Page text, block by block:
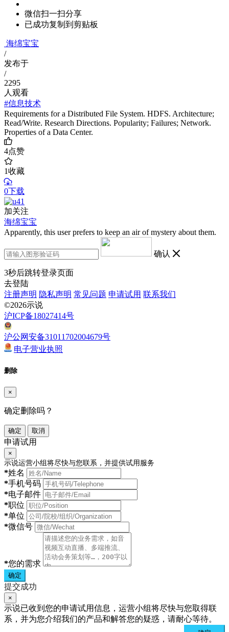
微信扫一扫分享
已成功复制到剪贴板
海绵宝宝
/
发布于
/
2295
人观看
#信息技术
Requirements for a Distributed File System. HDFS. Architecture;
Read/Write. Research Directions. Popularity; Failures; Network.
Properties of a Data Center.
4点赞
1收藏
0下载
加关注
海绵宝宝
Apparently, this user prefers to keep an air of mystery about them.
确认
3秒后跳转登录页面
去登陆
注册声明 隐私声明 常见问题 申请试用 联系我们
©2026示说
沪ICP备18027414号
沪公网安备31011702004679号
电子营业执照
删除
×
确定删除吗？
确定 取消
申请试用
×
示说运营小组将尽快与您联系，并提供试用服务
*姓名
*手机号码
*电子邮件
*职位
*单位
*微信号
*您的需求
确定
提交成功
×
示说已收到您的申请试用信息，运营小组将尽快与您取得联
系，并为您介绍我们的产品和解答您的疑惑，请耐心等待。